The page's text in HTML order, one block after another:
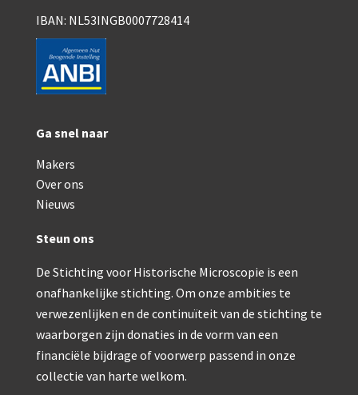
Ongesigneerd, Engels (1860-1880)
Beck & Beck, ‘popular microscope’ (1867)
Bianchi, trommelmicroscoop (1869-1873)
Baker, prepareermicroscoop (1870-1890)
Double pillar, Frans (1870-1900)
Zeiss, statief IX (ca. 1890)
Seibert, ‘Stativ 3’ (1895-1900)
IBAN: NL53INGB0007728414
Ga snel naar
Makers
Over ons
Nieuws
Steun ons
De Stichting voor Historische Microscopie is een
onafhankelijke stichting. Om onze ambities te
verwezenlijken en de continuïteit van de stichting te
waarborgen zijn donaties in de vorm van een
financiële bijdrage of voorwerp passend in onze
collectie van harte welkom.